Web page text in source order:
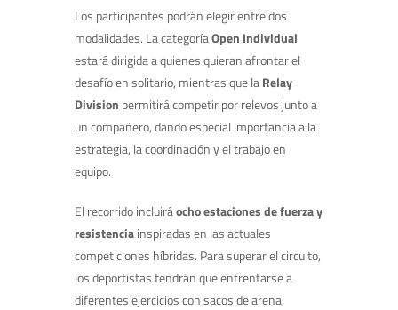
Los participantes podrán elegir entre dos
modalidades. La categoríaOpen Individual
estará dirigida a quienes quieran afrontar el
desafío en solitario, mientras que laRelay
Division permitirá competir por relevos junto a
un compañero, dando especial importancia a la
estrategia, la coordinación y el trabajo en
equipo.
El recorrido incluiráocho estaciones de fuerza y
resistenciainspiradas en las actuales
competiciones híbridas. Para superar el circuito,
los deportistas tendrán que enfrentarse a
diferentes ejercicios con sacos de arena,